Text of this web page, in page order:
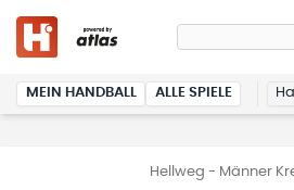
MEIN HANDBALL ALLE SPIELE
Hellweg - Männer